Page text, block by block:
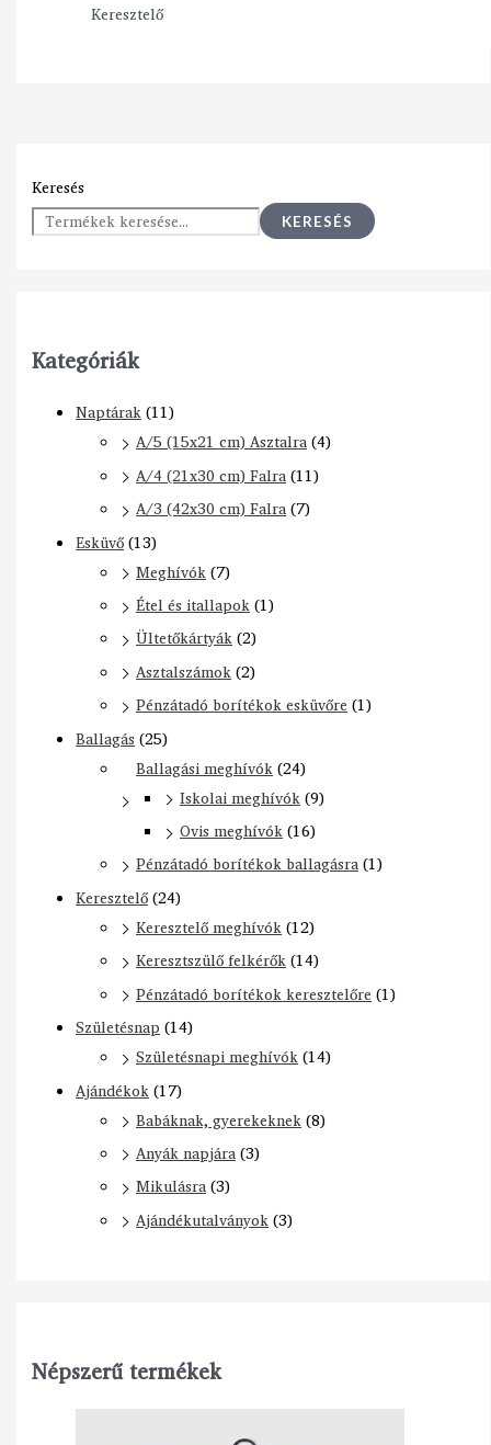
Keresés
KERESÉS
Kategóriák
Naptárak(11)
A/5 (15x21 cm) Asztalra(4)
A/4 (21x30 cm) Falra(11)
A/3 (42x30 cm) Falra(7)
Esküvő(13)
Meghívók(7)
Étel és itallapok(1)
Ültetőkártyák(2)
Asztalszámok(2)
Pénzátadó borítékok esküvőre (1)
Ballagás (25)
Ballagási meghívók(24)
Iskolai meghívók(9)
Ovis meghívók(16)
Pénzátadó borítékok ballagásra(1)
Keresztelő(24)
Keresztelő meghívók(12)
Keresztszülő felkérők(14)
Pénzátadó borítékok keresztelőre (1)
Születésnap (14)
Születésnapi meghívók(14)
Ajándékok(17)
Babáknak, gyerekeknek(8)
Anyák napjára(3)
Mikulásra(3)
Ajándékutalványok(3)
Népszerű termékek
Keresztelő